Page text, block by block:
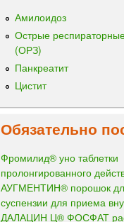
Амилоидоз
Острые
(ОРЗ)
Панкреатит
Цистит
Обязательно
Фромилид® уно таблетки
пролонгированного
АУГМЕНТИН® порошок
суспензии для приема
ДАЛАЦИН Ц® ФОСФАТ